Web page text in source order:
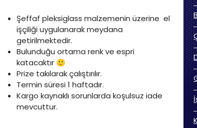
Şeffaf pleksiglass malzemenin üzerine el
işçiliği uygulanarak meydana
getirilmektedir.
Bulunduğu ortama renk ve espri
katacaktır 🙂
Prize takılarak çalıştırılır.
Termin süresi 1 haftadır.
Kargo kaynaklı sorunlarda koşulsuz iade
mevcuttur.